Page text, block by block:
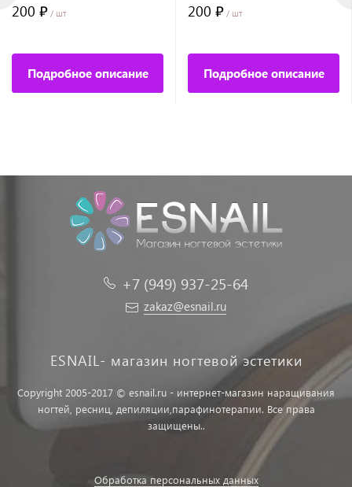
200 ₽ / шт
Подробное описание
200 ₽ / шт
Подробное описание
+7 (949) 937-25-64
zakaz@esnail.ru
ESNAIL- магазин ногтевой эстетики
Copyright 2005-2017 © esnail.ru - интернет-магазин наращивания
ногтей, ресниц, депиляции,парафинотерапии. Все права
защищены..
Обработка персональных данных